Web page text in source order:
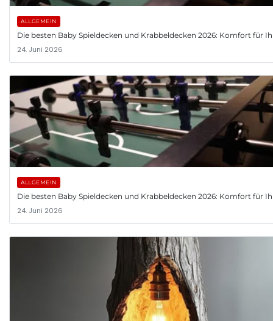
ALLGEMEIN
Die besten Baby Spieldecken und Krabbeldecken 2026: Komfort für
24. Juni 2026
ALLGEMEIN
Die besten Baby Spieldecken und Krabbeldecken 2026: Komfort für
24. Juni 2026